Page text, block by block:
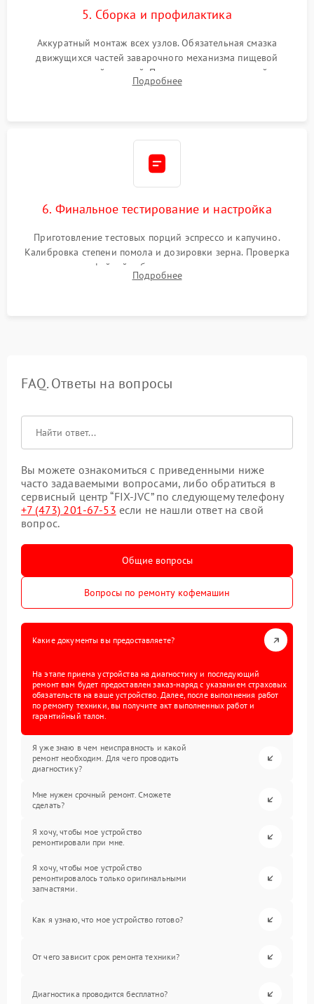
5. Сборка и профилактика
Аккуратный монтаж всех узлов. Обязательная смазка
движущихся частей заварочного механизма пищевой
силиконовой смазкой. Проведение программной
декальцинации и очистки системы от кофейных масел.
Подробнее
6. Финальное тестирование и настройка
Приготовление тестовых порций эспрессо и капучино.
Калибровка степени помола и дозировки зерна. Проверка
плотности кофейной таблетки, температуры напитка и
качества молочной пены. Контроль отсутствия посторонних
Подробнее
FAQ. Ответы на вопросы
Вы можете ознакомиться с приведенными ниже
часто задаваемыми вопросами, либо обратиться в
сервисный центр “FIX-JVC” по следующему телефону
+7 (473) 201-67-53 если не нашли ответ на свой
вопрос.
Общие вопросы
Вопросы по ремонту кофемашин
Какие документы вы предоставляете?
На этапе приема устройства на диагностику и последующий
ремонт вам будет предоставлен заказ-наряд с указанием страховых
обязательств на ваше устройство. Далее, после выполнения работ
по ремонту техники, вы получите акт выполненных работ и
гарантийный талон.
Я уже знаю в чем неисправность и какой
ремонт необходим. Для чего проводить
диагностику?
Мне нужен срочный ремонт. Сможете
сделать?
Я хочу, чтобы мое устройство
ремонтировали при мне.
Я хочу, чтобы мое устройство
ремонтировалось только оригинальными
запчастями.
Как я узнаю, что мое устройство готово?
От чего зависит срок ремонта техники?
Диагностика проводится бесплатно?